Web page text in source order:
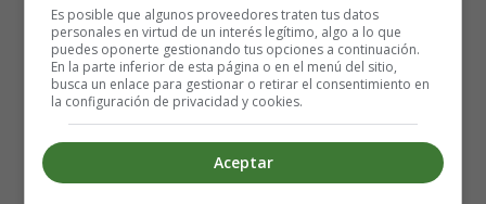
Snack para la dentición
Los pepinillos para la dentición de los bebés sirven como
un gran tentempié para masticar.
Destete dirigido por el bebé
Es posible que algunos proveedores traten tus datos
personales en virtud de un interés legítimo, algo a lo que
puedes oponerte gestionando tus opciones a continuación.
En la parte inferior de esta página o en el menú del sitio,
busca un enlace para gestionar o retirar el consentimiento en
la configuración de privacidad y cookies.
Aceptar